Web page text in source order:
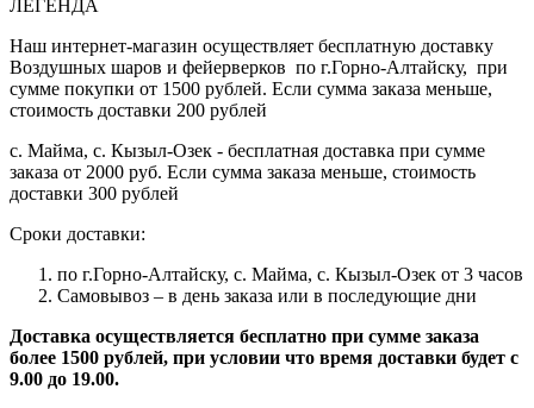
ЛЕГЕНДА
Наш интернет-магазин осуществляет бесплатную доставку
Воздушных шаров и фейерверков по г.Горно-Алтайску, при
сумме покупки от 1500 рублей. Если сумма заказа меньше,
стоимость доставки 200 рублей
с. Майма, с. Кызыл-Озек - бесплатная доставка при сумме
заказа от 2000 руб. Если сумма заказа меньше, стоимость
доставки 300 рублей
Сроки доставки:
по г.Горно-Алтайску, с. Майма, с. Кызыл-Озек от 3 часов
Самовывоз – в день заказа или в последующие дни
Доставка осуществляется бесплатно при сумме заказа
более 1500 рублей, при условии что время доставки будет с
9.00 до 19.00.